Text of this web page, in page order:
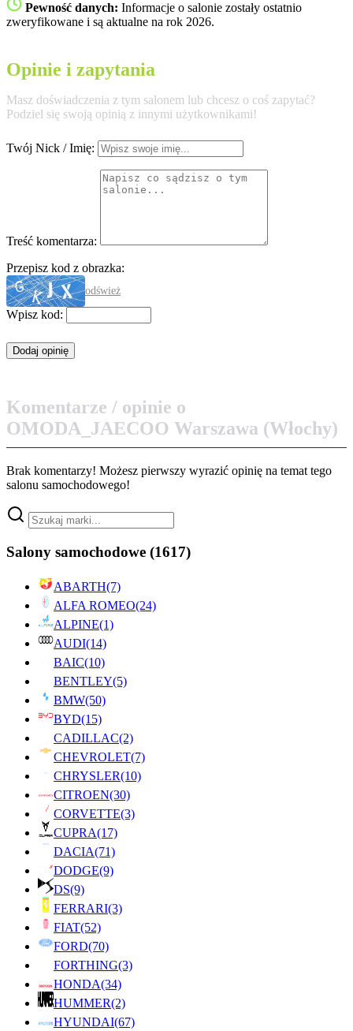
Pewność danych: Informacje o salonie zostały ostatnio
zweryfikowane i są aktualne na rok 2026.
Opinie i zapytania
Masz doświadczenia z tym salonem lub chcesz o coś zapytać?
Podziel się swoją opinią z innymi użytkownikami!
Twój Nick / Imię:
Treść komentarza:
Przepisz kod z obrazka:
odśwież
Wpisz kod:
Komentarze / opinie o
OMODA_JAECOO Warszawa (Włochy)
Brak komentarzy! Możesz pierwszy wyrazić opinię na temat tego
salonu samochodowego!
Salony samochodowe (1617)
ABARTH(7)
ALFA ROMEO(24)
ALPINE(1)
AUDI(14)
BAIC(10)
BENTLEY(5)
BMW(50)
BYD(15)
CADILLAC(2)
CHEVROLET(7)
CHRYSLER(10)
CITROEN(30)
CORVETTE(3)
CUPRA(17)
DACIA(71)
DODGE(9)
DS(9)
FERRARI(3)
FIAT(52)
FORD(70)
FORTHING(3)
HONDA(34)
HUMMER(2)
HYUNDAI(67)